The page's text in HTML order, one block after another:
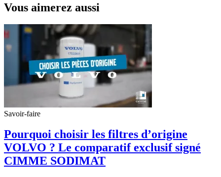
Vous aimerez aussi
Savoir-faire
Pourquoi choisir les filtres d’origine
VOLVO ? Le comparatif exclusif signé
CIMME SODIMAT